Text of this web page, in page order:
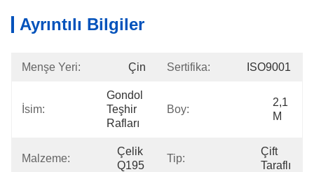
Ayrıntılı Bilgiler
Menşe Yeri: Çin Sertifika: ISO9001
İsim:
Gondol
Teşhir
Rafları
Boy:
2,1
M
Malzeme:
Çelik
Q195
Tip:
Çift ​​
Taraflı